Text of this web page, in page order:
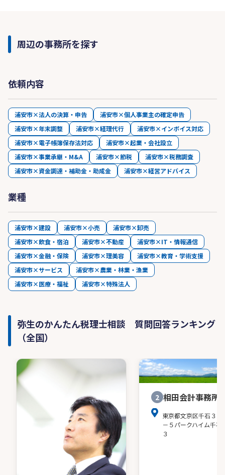
周辺の事務所を探す
依頼内容
浦安市×法人の決算・申告
浦安市×個人事業主の確定申告
浦安市×年末調整
浦安市×経理代行
浦安市×インボイス対応
浦安市×電子帳簿保存法対応
浦安市×起業・会社設立
浦安市×事業承継・M&A
浦安市×節税
浦安市×税務調査
浦安市×資金調達・補助金・助成金
浦安市×経営アドバイス
業種
浦安市×建設 浦安市×小売
浦安市×卸売
浦安市×飲食・宿泊
浦安市×不動産
浦安市×IT・情報通信
浦安市×金融・保険
浦安市×理美容
浦安市×教育・学術支援
浦安市×サービス
浦安市×農業・林業・漁業
浦安市×医療・福祉
浦安市×特殊法人
弥生のかんたん税理士相談 質問回答ランキング
（全国）
2 相田会計事務所
東京都文京区千石３－
－５パークハイム千石
３